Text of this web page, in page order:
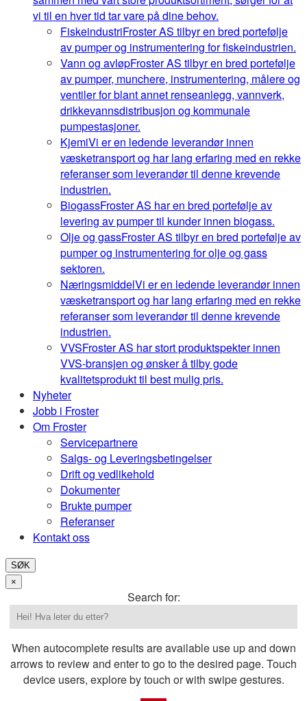
vi til en hver tid tar vare på dine behov.
FiskeindustriFroster AS tilbyr en bred portefølje
av pumper og instrumentering for fiskeindustrien.
Vann og avløpFroster AS tilbyr en bred portefølje
av pumper, munchere, instrumentering, målere og
ventiler for blant annet renseanlegg, vannverk,
drikkevannsdistribusjon og kommunale
pumpestasjoner.
KjemiVi er en ledende leverandør innen
væsketransport og har lang erfaring med en rekke
referanser som leverandør til denne krevende
industrien.
BiogassFroster AS har en bred portefølje av
levering av pumper til kunder innen biogass.
Olje og gassFroster AS tilbyr en bred portefølje av
pumper og instrumentering for olje og gass
sektoren.
NæringsmiddelVi er en ledende leverandør innen
væsketransport og har lang erfaring med en rekke
referanser som leverandør til denne krevende
industrien.
VVSFroster AS har stort produktspekter innen
VVS-bransjen og ønsker å tilby gode
kvalitetsprodukt til best mulig pris.
Nyheter
Jobb i Froster
Om Froster
Servicepartnere
Salgs- og Leveringsbetingelser
Drift og vedlikehold
Dokumenter
Brukte pumper
Referanser
Kontakt oss
SØK
×
Search for:
When autocomplete results are available use up and down
arrows to review and enter to go to the desired page. Touch
device users, explore by touch or with swipe gestures.